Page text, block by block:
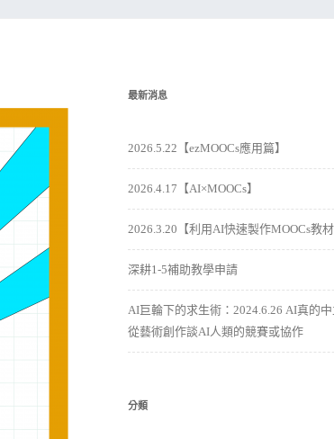
最新消息
2026.5.22【ezMOOCs應用篇】
2026.4.17【AI×MOOCs】
2026.3.20【利用AI快速製作MOOCs教材
深耕1-5補助教學申請
AI巨輪下的求生術：2024.6.26 AI真的中
從藝術創作談AI人類的競賽或協作
分類